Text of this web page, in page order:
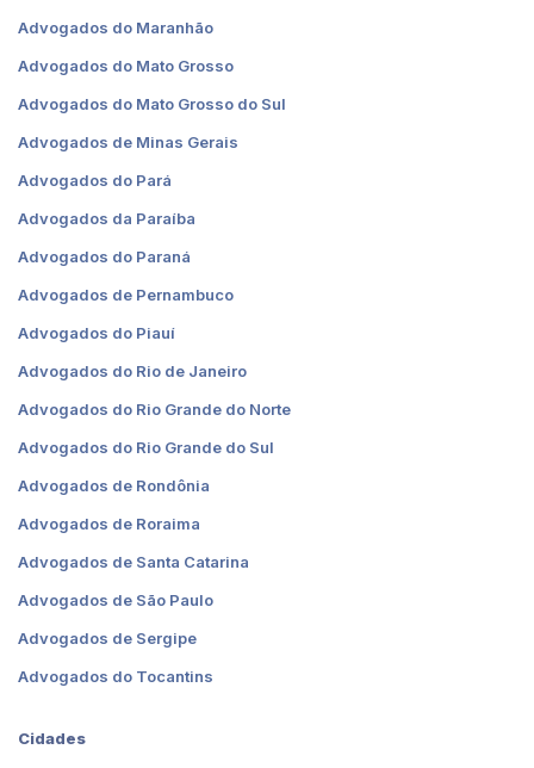
Advogados do Maranhão
Advogados do Mato Grosso
Advogados do Mato Grosso do Sul
Advogados de Minas Gerais
Advogados do Pará
Advogados da Paraíba
Advogados do Paraná
Advogados de Pernambuco
Advogados do Piauí
Advogados do Rio de Janeiro
Advogados do Rio Grande do Norte
Advogados do Rio Grande do Sul
Advogados de Rondônia
Advogados de Roraima
Advogados de Santa Catarina
Advogados de São Paulo
Advogados de Sergipe
Advogados do Tocantins
Cidades